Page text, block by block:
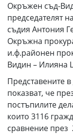
Окръжен съд-
председателят
съдия Антония
Окръжна
и.ф.районен
Видин – Илияна
Представените
показват, че
постъпилите
които 3116
сравнение през